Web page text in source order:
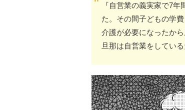
『自営業の義実家で7
た。その間子どもの学
介護が必要になったか
旦那は自営業をしてい